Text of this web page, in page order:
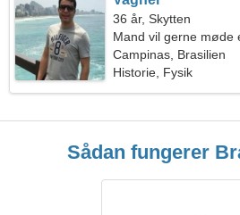
36 år, Skytten
Mand vil gerne møde
Campinas, Brasilien
Historie, Fysik
Sådan fungerer